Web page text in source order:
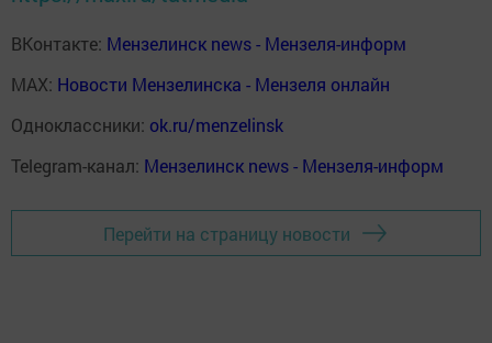
ВКонтакте: Мензелинск news - Мензеля-информ
MAX: Новости Мензелинска - Мензеля онлайн
Одноклассники: ok.ru/menzelinsk
Telegram-канал: Мензелинск news - Мензеля-информ
Перейти на страницу новости